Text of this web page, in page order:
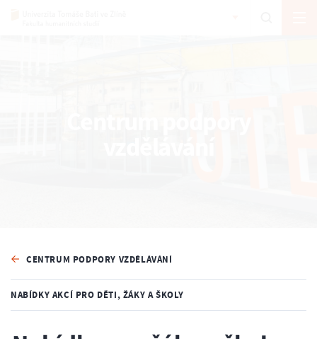
CENTRUM PODPORY VZDĚLÁVÁNÍ
NABÍDKY AKCÍ PRO DĚTI, ŽÁKY A ŠKOLY